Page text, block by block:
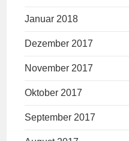
Januar 2018
Dezember 2017
November 2017
Oktober 2017
September 2017